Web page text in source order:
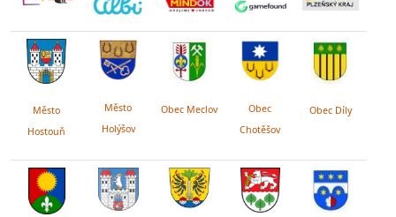
Město
Hostouň
Město
Holýšov
Obec Meclov
Obec
Chotěšov
Obec Díly